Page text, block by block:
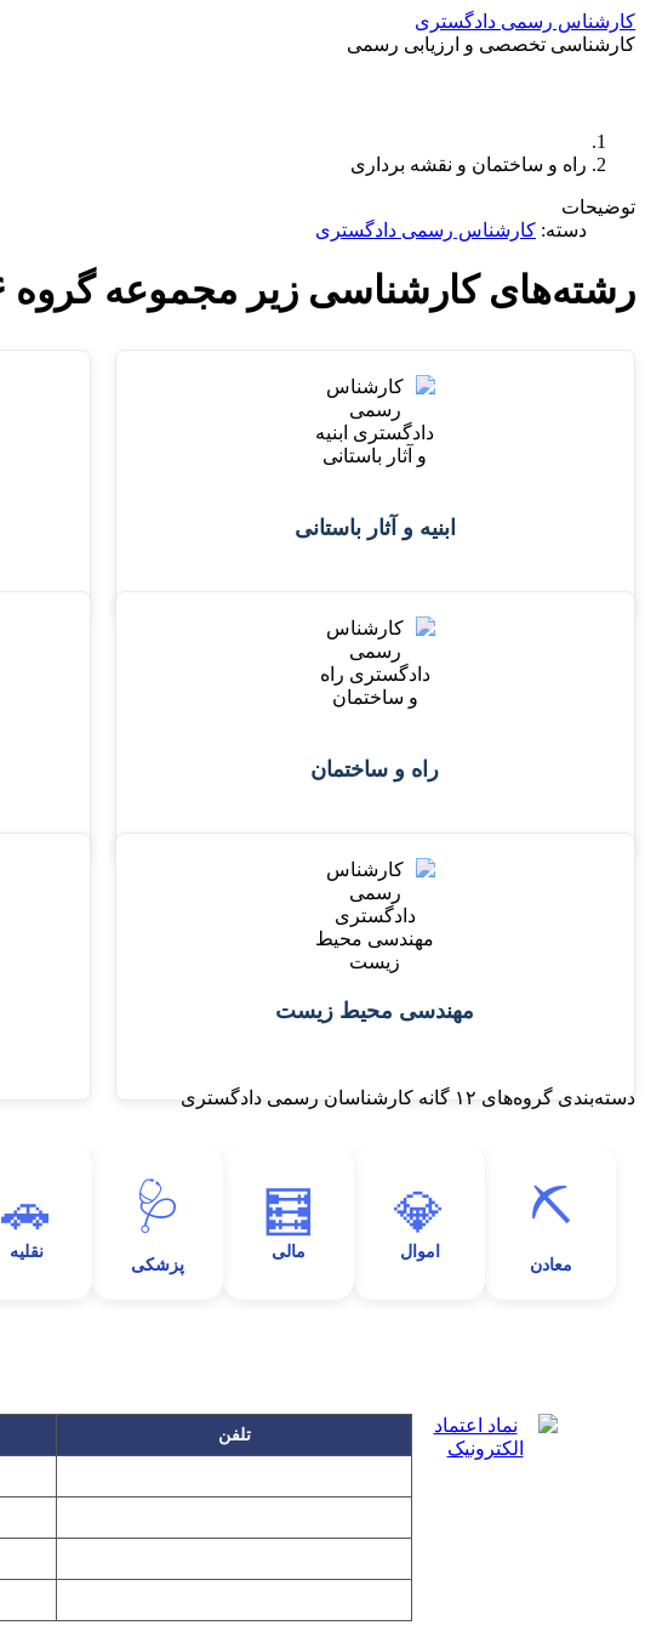
کارشناس رسمی دادگستری
کارشناسی تخصصی و ارزیابی رسمی
راه و ساختمان و نقشه برداری
توضیحات
دسته: کارشناس رسمی دادگستری
رشته‌های کارشناسی زیر مجموعه گروه ۶ راه و ساختمان و نقشه برداری
ابنیه و آثار باستانی
راه و ساختمان
مهندسی محیط زیست
دسته‌بندی گروه‌های ۱۲ گانه کارشناسان رسمی دادگستری
⛏️
معادن
💎
اموال
🧮
مالی
🩺
پزشکی
🚗
نقلیه
تلفن